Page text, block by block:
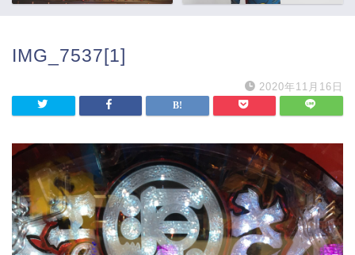
IMG_7537[1]
2020年11月16日